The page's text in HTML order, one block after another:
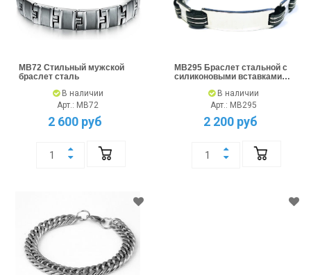
MB72 Стильный мужской
браслет сталь
В наличии
Арт.: MB72
2 600 руб
MB295 Браслет стальной с
силиконовыми вставками
В наличии
Арт.: MB295
2 200 руб